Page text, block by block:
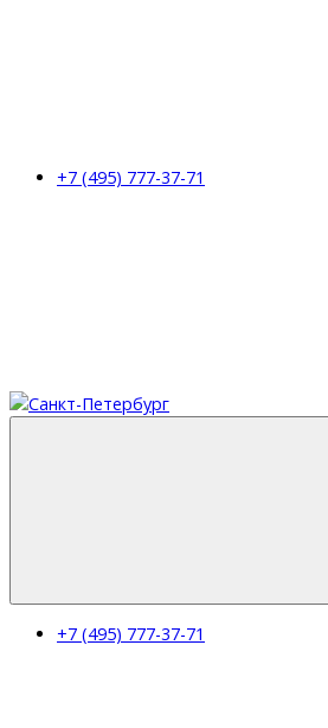
+7 (495) 777-37-71
+7 (495) 777-37-71